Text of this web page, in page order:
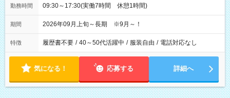
勤務時間 09:30～17:30(実働7時間 休憩1時間)
期間 2026年09月上旬～長期 ※9月～！
特徴 履歴書不要 / 40～50代活躍中 / 服装自由 / 電話対応なし
気になる！ 応募する 詳細へ